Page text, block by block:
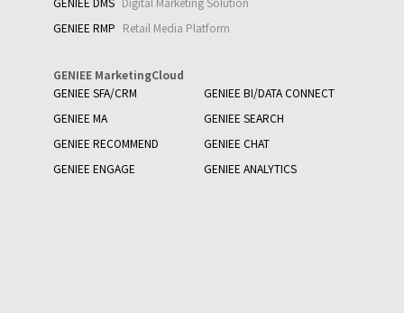
GENIEE RMP Retail Media Platform
GENIEE MarketingCloud
GENIEE SFA/CRM
GENIEE BI/DATA CONNECT
GENIEE MA
GENIEE SEARCH
GENIEE RECOMMEND
GENIEE CHAT
GENIEE ENGAGE
GENIEE ANALYTICS